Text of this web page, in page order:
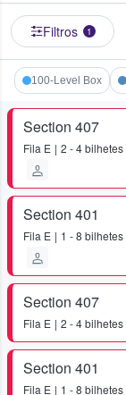
Filtros 1
100-Level Box
Section 407
Fila E 2 - 4 bilhetes
Section 401
Fila E 1 - 8 bilhetes
Section 407
Fila E 2 - 4 bilhetes
Section 401
Fila E 1 - 8 bilhetes